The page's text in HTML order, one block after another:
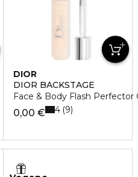
DIOR
DIOR BACKSTAGE
Face & Body Flash Perfector
0,00 € 4 9